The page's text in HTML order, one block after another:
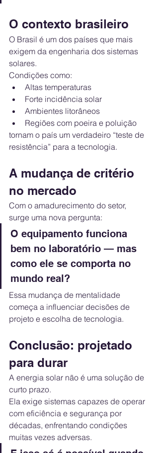
O contexto brasileiro
O Brasil é um dos países que mais
exigem da engenharia dos sistemas
solares.
Condições como:
Altas temperaturas
Forte incidência solar
Ambientes litorâneos
Regiões com poeira e poluição
tornam o país um verdadeiro “teste de
resistência” para a tecnologia.
A mudança de critério
no mercado
Com o amadurecimento do setor,
surge uma nova pergunta:
O equipamento funciona
bem no laboratório — mas
como ele se comporta no
mundo real?
Essa mudança de mentalidade
começa a influenciar decisões de
projeto e escolha de tecnologia.
Conclusão: projetado
para durar
A energia solar não é uma solução de
curto prazo.
Ela exige sistemas capazes de operar
com eficiência e segurança por
décadas, enfrentando condições
muitas vezes adversas.